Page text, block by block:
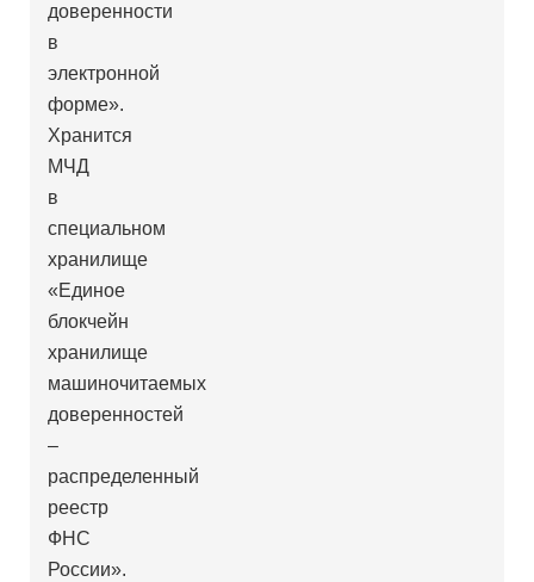
доверенности
в
электронной
форме».
Хранится
МЧД
в
специальном
хранилище
«Единое
блокчейн
хранилище
машиночитаемых
доверенностей
–
распределенный
реестр
ФНС
России».